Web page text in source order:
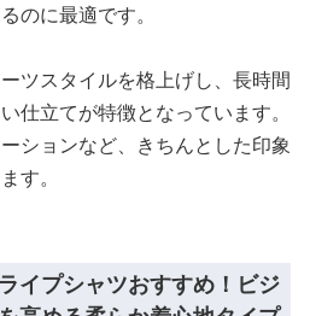
のに最適です。
ツスタイルを格上げし、長時間
仕立てが特徴となっています。
ションなど、きちんとした印象
す。
イプシャツおすすめ！ビジ